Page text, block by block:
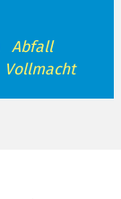
Abfall
Vollmacht